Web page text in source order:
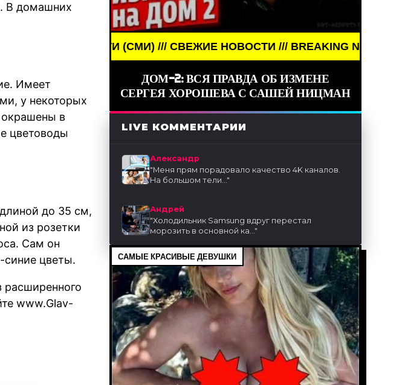
В домашних
Имеет
у некоторых
окрашены в
цветоводы
до 35 см,
из розетки
Сам он
синие цветы.
расширенного
www.Glav-
НОВОСТИ (СМИ) /// СВЕЖИЕ НОВОСТИ /// BREAKING NEWS /// НОВОСТИ
ДОМ-2: ВСЯ ПРАВДА ОБ ИЗМЕНЕ
СЕРГЕЯ ХОРОШЕВА С САШЕЙ НИЦМАН
LIVE КОММЕНТАРИИ
Александр
"Меня прям порадовало качество 4K каналов.
На большом тели..."
Андрей
"Холодильник Samsung вдруг перестал
морозить в основной ка..."
САМЫЕ КРАСИВЫЕ ДЕВУШКИ